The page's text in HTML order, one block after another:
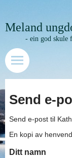
Meland
- ein god skule
Send e-
Send e-post til
En kopi av
Ditt namn